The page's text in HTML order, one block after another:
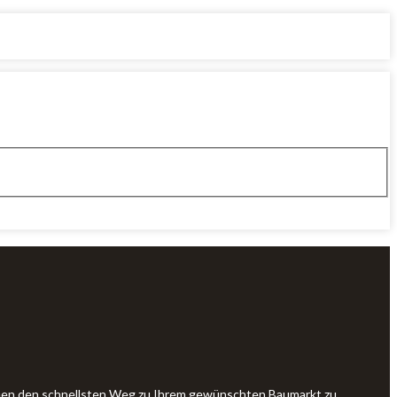
den schnellsten Weg zu Ihrem gewünschten Baumarkt zu